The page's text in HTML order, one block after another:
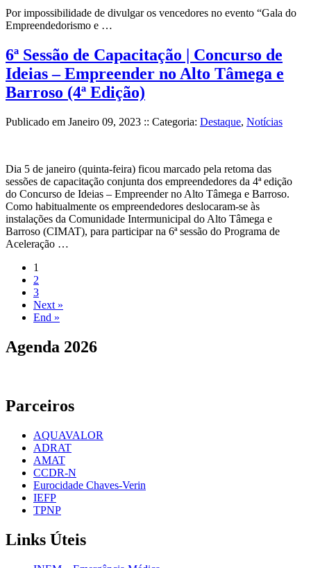
Por impossibilidade de divulgar os vencedores no evento “Gala do
Empreendedorismo e …
6ª Sessão de Capacitação | Concurso de
Ideias – Empreender no Alto Tâmega e
Barroso (4ª Edição)
Publicado em Janeiro 09, 2023 :: Categoria: Destaque, Notícias
Dia 5 de janeiro (quinta-feira) ficou marcado pela retoma das
sessões de capacitação conjunta dos empreendedores da 4ª edição
do Concurso de Ideias – Empreender no Alto Tâmega e Barroso.
Como habitualmente os empreendedores deslocaram-se às
instalações da Comunidade Intermunicipal do Alto Tâmega e
Barroso (CIMAT), para participar na 6ª sessão do Programa de
Aceleração …
1
2
3
Next »
End »
Agenda 2026
Parceiros
AQUAVALOR
ADRAT
AMAT
CCDR-N
Eurocidade Chaves-Verin
IEFP
TPNP
Links Úteis